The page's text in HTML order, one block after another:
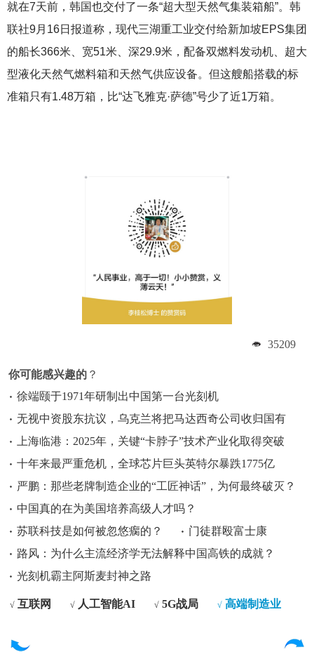
就在7天前，韩国也交付了一条“超大型天然气集装箱船”。韩
联社9月16日报道称，现代三湖重工业交付给新加坡EPS集团
的船长366米、宽51米、深29.9米，配备双燃料发动机、超大
型液化天然气燃料箱和天然气供应设备。但这艘船搭载的标
准箱只有1.48万箱，比“达飞雅克·萨德”号少了近1万箱。
35209
你可能感兴趣的 ？
徐端颐于1971年研制出中国第一台光刻机
无视中资股东抗议，乌克兰将把马达西奇公司收归国有
上海临港：2025年，关键“卡脖子”技术产业化取得突破
十年来最严重危机，全球芯片巨头英特尔暴跌1775亿
严鹏：那些老牌制造企业的“工匠神话”，为何最终破灭？
中国真的在为美国培养高级人才吗？
苏联科技是如何被忽悠瘸的？
门徒群殴富士康
路风：为什么主流经济学无法解释中国高铁的成就？
光刻机霸主阿斯麦封神之路
√ 互联网 √ 人工智能AI √ 5G战局 √ 高端制造业